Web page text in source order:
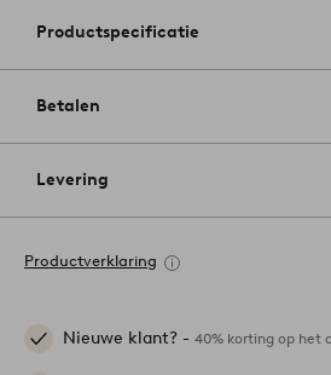
Productspecificatie
Betalen
Levering
Productverklaring
Nieuwe klant? - 40% korting op het